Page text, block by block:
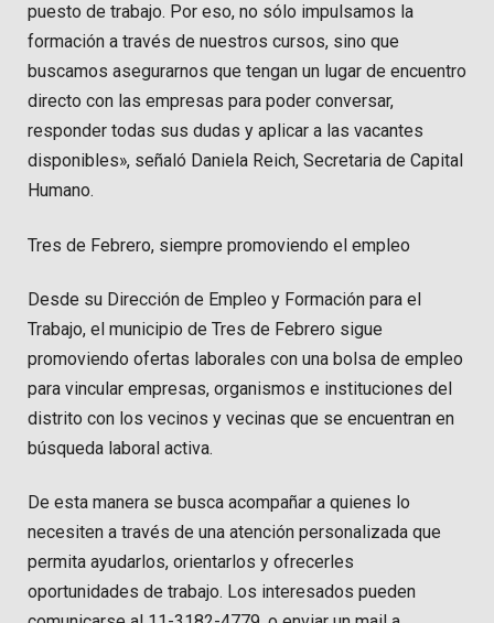
puesto de trabajo. Por eso, no sólo impulsamos la
formación a través de nuestros cursos, sino que
buscamos asegurarnos que tengan un lugar de encuentro
directo con las empresas para poder conversar,
responder todas sus dudas y aplicar a las vacantes
disponibles», señaló Daniela Reich, Secretaria de Capital
Humano.
Tres de Febrero, siempre promoviendo el empleo
Desde su Dirección de Empleo y Formación para el
Trabajo, el municipio de Tres de Febrero sigue
promoviendo ofertas laborales con una bolsa de empleo
para vincular empresas, organismos e instituciones del
distrito con los vecinos y vecinas que se encuentran en
búsqueda laboral activa.
De esta manera se busca acompañar a quienes lo
necesiten a través de una atención personalizada que
permita ayudarlos, orientarlos y ofrecerles
oportunidades de trabajo. Los interesados pueden